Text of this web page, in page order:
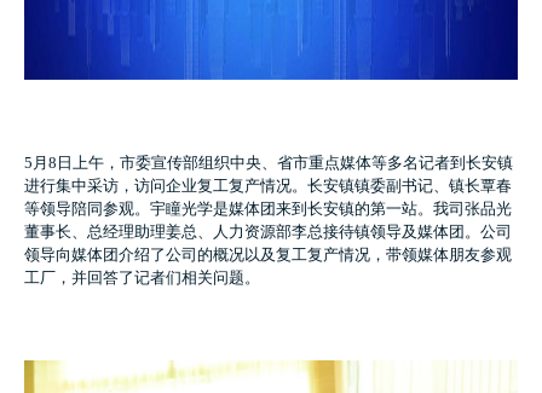
5月8日上午，市委宣传部组织中央、省市重点媒体等多名记者到长安镇
进行集中采访，访问企业复工复产情况。长安镇镇委副书记、镇长覃春
等领导陪同参观。宇瞳光学是媒体团来到长安镇的第一站。我司张品光
董事长、总经理助理姜总、人力资源部李总接待镇领导及媒体团。公司
领导向媒体团介绍了公司的概况以及复工复产情况，带领媒体朋友参观
工厂，并回答了记者们相关问题。